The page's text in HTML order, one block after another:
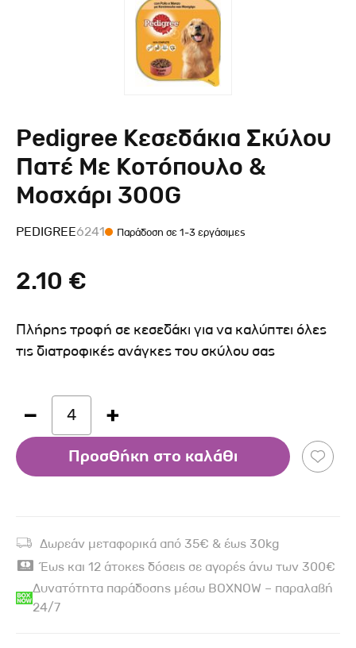
Pedigree Κεσεδάκια Σκύλου
Πατέ Με Κοτόπουλο &
Μοσχάρι 300G
PEDIGREE6241 Παράδοση σε 1-3 εργάσιμες
2.10 €
Πλήρης τροφή σε κεσεδάκι για να καλύπτει όλες
τις διατροφικές ανάγκες του σκύλου σας
4
Προσθήκη στο καλάθι
Δωρεάν μεταφορικά από 35€ & έως 30kg
Έως και 12 άτοκες δόσεις σε αγορές άνω των 300€
Δυνατότητα παράδοσης μέσω BOXNOW – παραλαβή
24/7